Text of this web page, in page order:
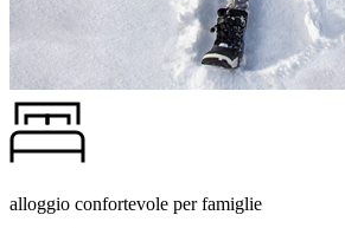
alloggio confortevole per famiglie